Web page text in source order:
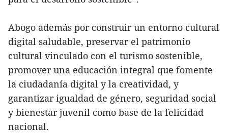
Abogo además por construir un entorno cultural
digital saludable, preservar el patrimonio
cultural vinculado con el turismo sostenible,
promover una educación integral que fomente
la ciudadanía digital y la creatividad, y
garantizar igualdad de género, seguridad social
y bienestar juvenil como base de la felicidad
nacional.